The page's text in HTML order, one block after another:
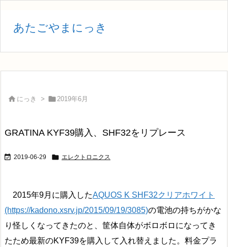
あたごやまにっき
 にっき > 2019年6月
GRATINA KYF39購入、SHF32をリプレース
 2019-06-29  エレクトロニクス
2015年9月に購入したAQUOS K SHF32クリアホワイト
(https://kadono.xsrv.jp/2015/09/19/3085)の電池の持ちがかな
り怪しくなってきたのと、筐体自体がボロボロになってき
たため最新のKYF39を購入して入れ替えました。料金プラ